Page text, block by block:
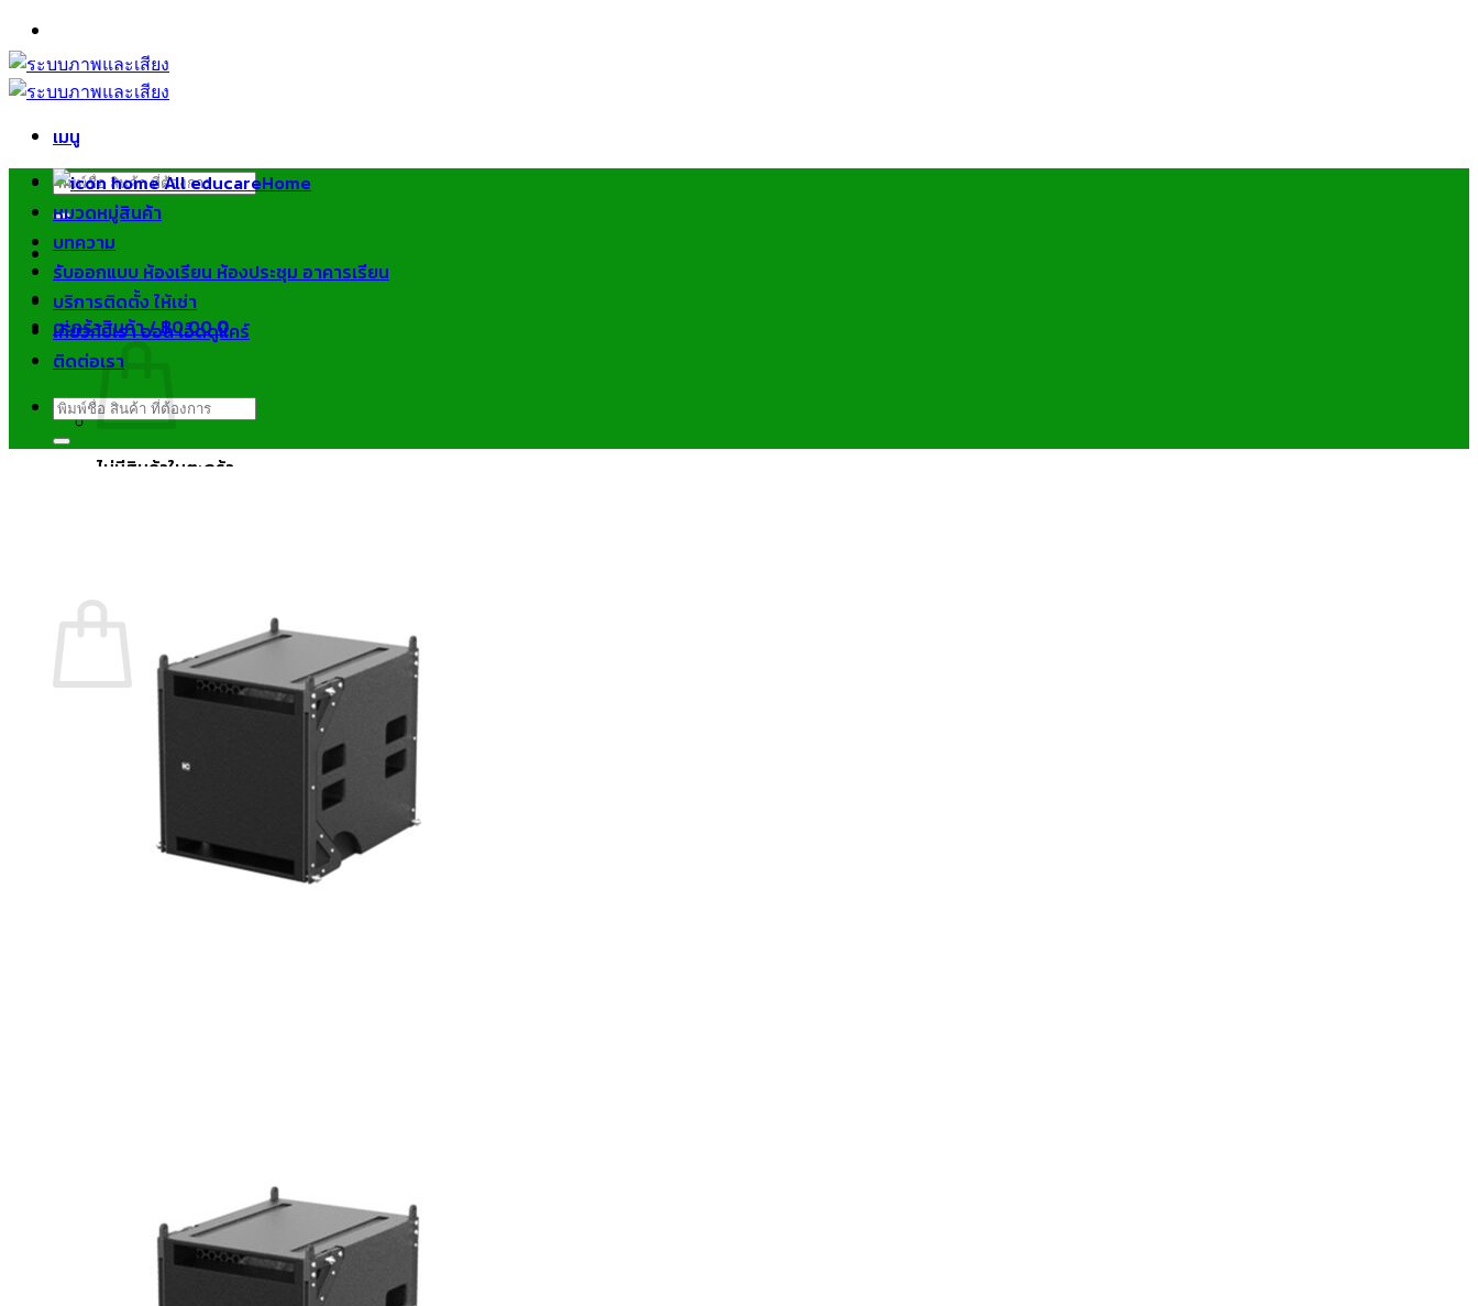
ข้าม
ไป
ยัง
เมนู
ค้นหา:
ตะกร้าสินค้า /฿0.000
ไม่มีสินค้าในตะกร้า
กลับสู่หน้าร้านค้า
Home
หมวดหมู่สินค้า
บทความ
รับออกแบบ ห้องเรียน ห้องประชุม อาคารเรียน
บริการติดตั้ง ให้เช่า
เกี่ยวกับเรา ออล เอ็ดดูแคร์
ติดต่อเรา
ค้นหา: